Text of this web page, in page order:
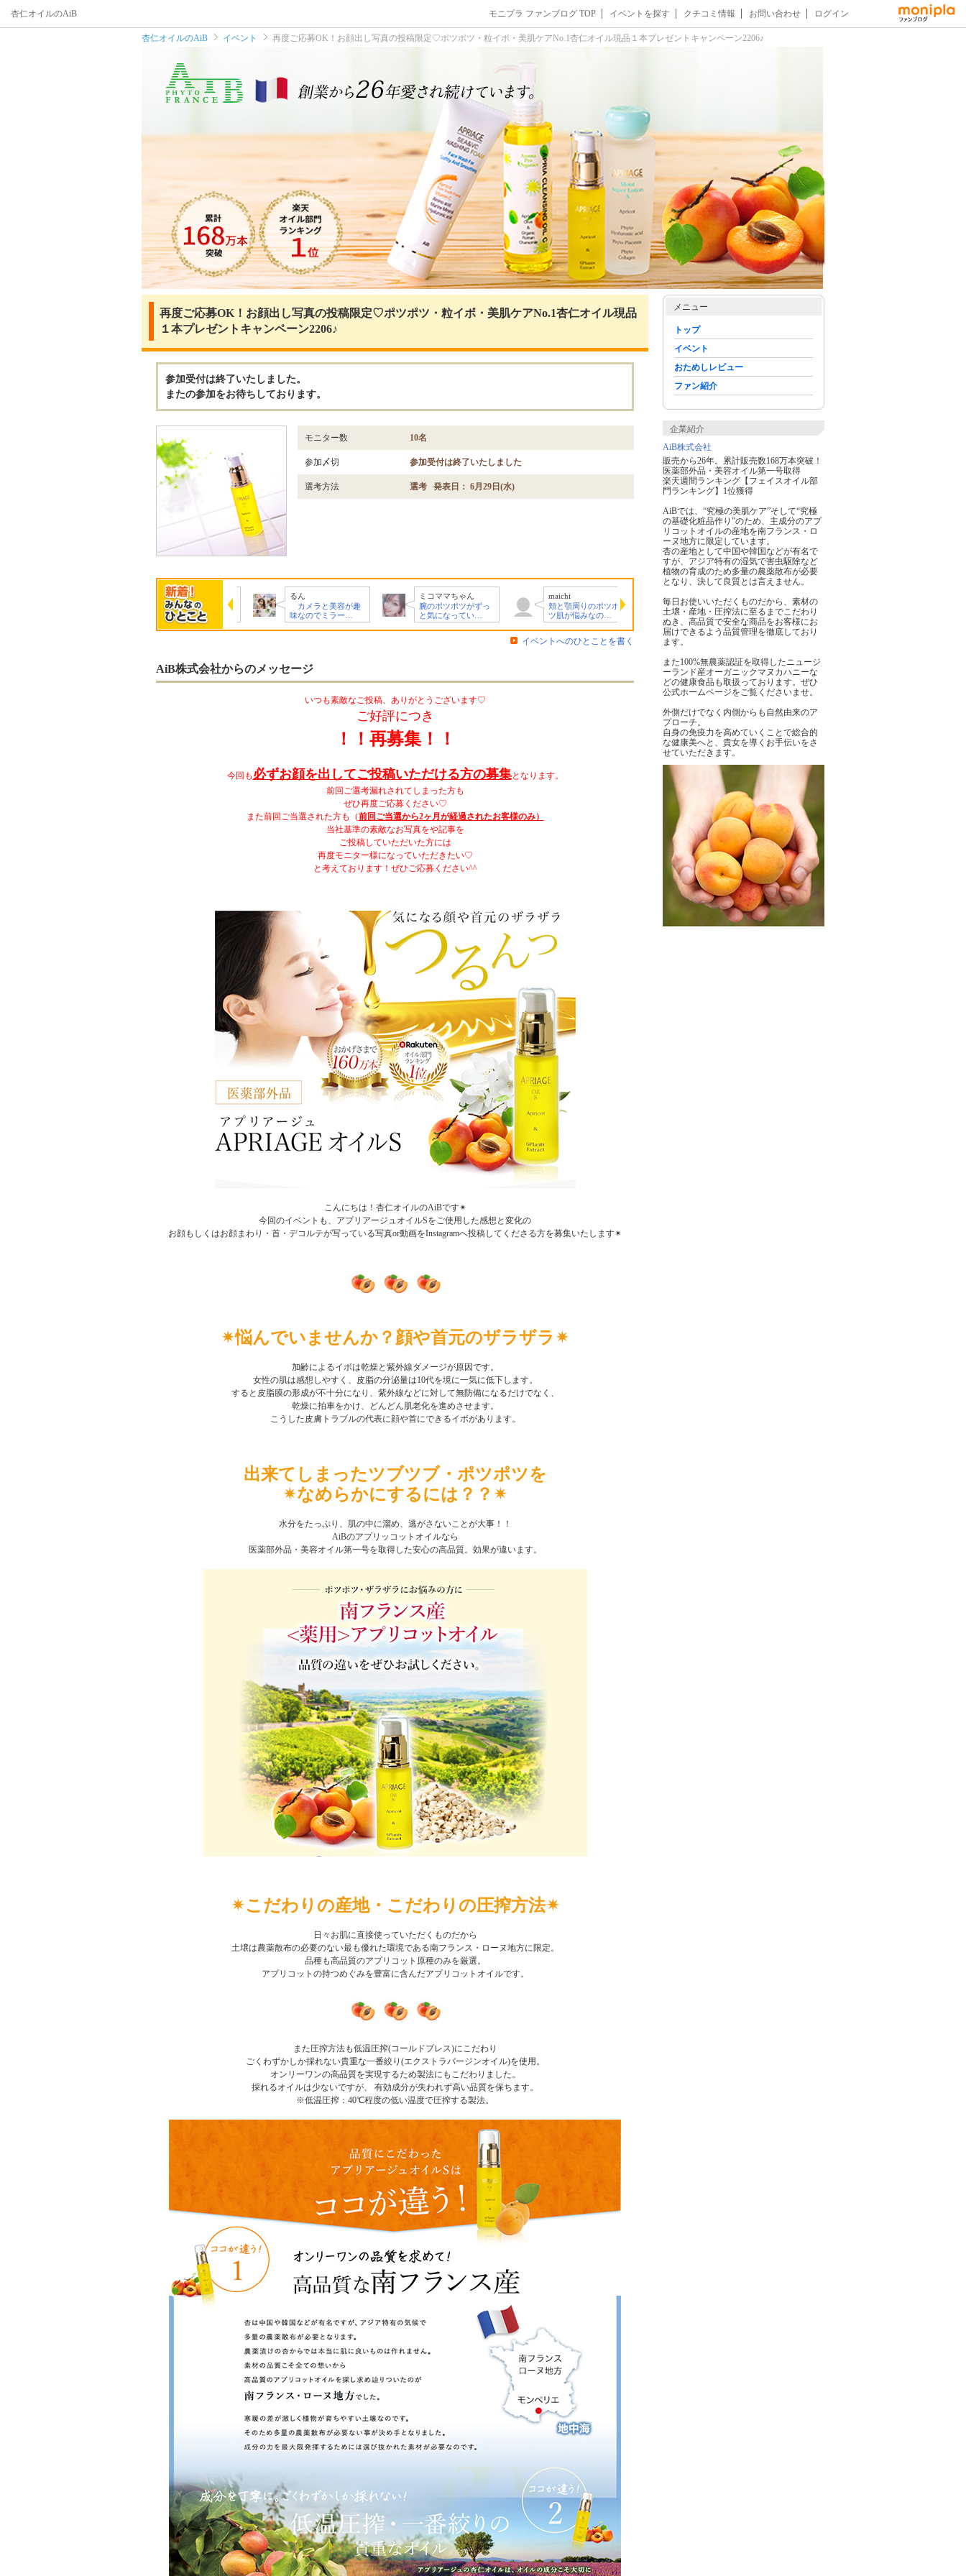
杏仁オイルのAiB モニプラ ファンブログ TOP イベントを探す クチコミ情報 お問い合わせ ログイン
杏仁オイルのAiB イベント 再度ご応募OK！お顔出し写真の投稿限定♡ポツポツ・粒イボ・美肌ケアNo.1杏仁オイル現品１本プレゼントキャンペーン2206♪
再度ご応募OK！お顔出し写真の投稿限定♡ポツポツ・粒イボ・美肌ケアNo.1杏仁オイル現品
１本プレゼントキャンペーン2206♪
参加受付は終了いたしました。
またの参加をお待ちしております。
モニター数 10名
参加〆切 参加受付は終了いたしました
選考方法 選考 発表日： 6月29日(水)
kyonp
効果が実感出来そう
なところetc…
るん
カメラと美容が趣
味なのでミラー…
ミコママちゃん
腕のポツポツがずっ
と気になってい…
maichi
頬と顎周りのポツポ
ツ肌が悩みなの…
りこ
前から凄く興味があ
る商品でした。…
りぃやん
ぼつぼつきになりま
す
イベントへのひとことを書く
AiB株式会社からのメッセージ
いつも素敵なご投稿、ありがとうございます♡
ご好評につき
！！再募集！！
今回も 必ずお顔を出してご投稿いただける方の募集となります。
前回ご選考漏れされてしまった方も
ぜひ再度ご応募ください♡
また前回ご当選された方も（前回ご当選から2ヶ月が経過されたお客様のみ）
当社基準の素敵なお写真をや記事を
ご投稿していただいた方には
再度モニター様になっていただきたい♡
と考えております！ぜひご応募ください^^
こんにちは！杏仁オイルのAiBです✴︎
今回のイベントも、アプリアージュオイルSをご使用した感想と変化の
お顔もしくはお顔まわり・首・デコルテが写っている写真or動画をInstagramへ投稿してくださる方を募集いたします✴︎
✴︎悩んでいませんか？顔や首元のザラザラ✴︎
加齢によるイボは乾燥と紫外線ダメージが原因です。
女性の肌は感想しやすく、皮脂の分泌量は10代を境に一気に低下します。
すると皮脂膜の形成が不十分になり、紫外線などに対して無防備になるだけでなく、
乾燥に拍車をかけ、どんどん肌老化を進めさせます。
こうした皮膚トラブルの代表に顔や首にできるイボがあります。
出来てしまったツブツブ・ポツポツを
✴︎なめらかにするには？？✴︎
水分をたっぷり、肌の中に溜め、逃がさないことが大事！！
AiBのアプリッコットオイルなら
医薬部外品・美容オイル第一号を取得した安心の高品質。効果が違います。
✴︎こだわりの産地・こだわりの圧搾方法✴︎
日々お肌に直接使っていただくものだから
土壌は農薬散布の必要のない最も優れた環境である南フランス・ローヌ地方に限定。
品種も高品質のアプリコット原種のみを厳選。
アプリコットの持つめぐみを豊富に含んだアプリコットオイルです。
また圧搾方法も低温圧搾(コールドプレス)にこだわり
ごくわずかしか採れない貴重な一番絞り(エクストラバージンオイル)を使用。
オンリーワンの高品質を実現するため製法にもこだわりました。
採れるオイルは少ないですが、 有効成分が失われず高い品質を保ちます。
※低温圧搾：40℃程度の低い温度で圧搾する製法。
メニュー
トップ
イベント
おためしレビュー
ファン紹介
企業紹介
AiB株式会社
販売から26年。累計販売数168万本突破！
医薬部外品・美容オイル第一号取得
楽天週間ランキング【フェイスオイル部
門ランキング】1位獲得
AiBでは、“究極の美肌ケア”そして“究極
の基礎化粧品作り”のため、主成分のアプ
リコットオイルの産地を南フランス・ロ
ーヌ地方に限定しています。
杏の産地として中国や韓国などが有名で
すが、アジア特有の湿気で害虫駆除など
植物の育成のため多量の農薬散布が必要
となり、決して良質とは言えません。
毎日お使いいただくものだから、素材の
土壌・産地・圧搾法に至るまでこだわり
ぬき、高品質で安全な商品をお客様にお
届けできるよう品質管理を徹底しており
ます。
また100%無農薬認証を取得したニュージ
ーランド産オーガニックマヌカハニーな
どの健康食品も取扱っております。ぜひ
公式ホームページをご覧くださいませ。
外側だけでなく内側からも自然由来のア
プローチ。
自身の免疫力を高めていくことで総合的
な健康美へと、貴女を導くお手伝いをさ
せていただきます。